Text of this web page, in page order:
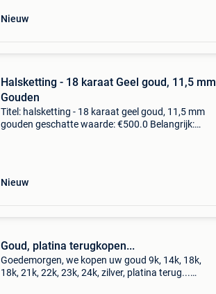
Nieuw
Halsketting - 18 karaat Geel goud, 11,5 mm
Gouden
Titel: halsketting - 18 karaat geel goud, 11,5 mm
gouden geschatte waarde: €500.0 Belangrijk:
Nieuw
Goud, platina terugkopen...
Goedemorgen, we kopen uw goud 9k, 14k, 18k,
18k, 21k, 22k, 23k, 24k, zilver, platina terug...